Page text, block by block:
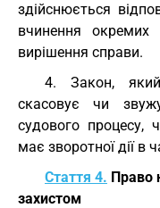
здійснюється
вчинення окремих
вирішення справи.
4. Закон, який
скасовує чи
судового процесу,
має зворотної дії в
Стаття 4. Право
захистом